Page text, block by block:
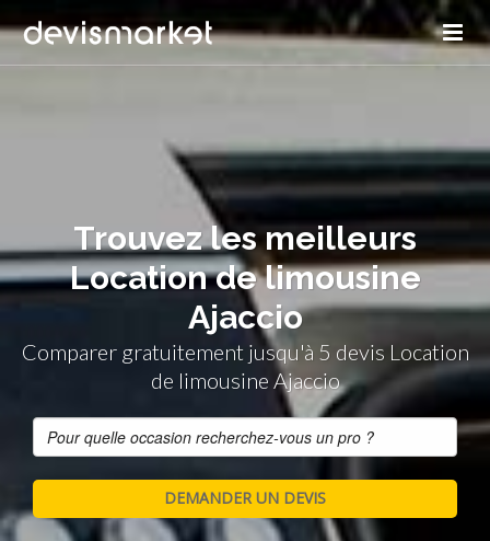
Trouvez les meilleurs
Location de limousine
Ajaccio
Comparer gratuitement jusqu'à 5 devis Location
de limousine Ajaccio